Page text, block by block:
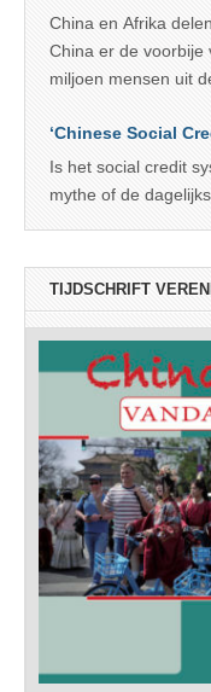
China en Afrika
China er de voorbije
miljoen mensen uit
‘Chinese Social
Is het social credit
mythe of de
TIJDSCHRIFT